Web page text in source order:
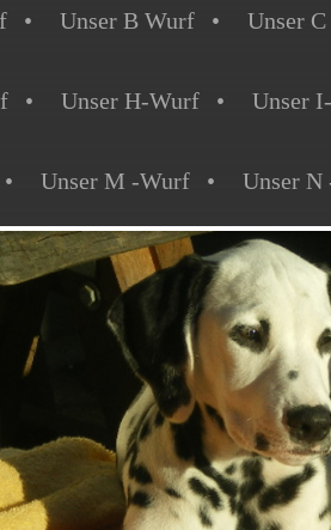
Unser B Wurf Unser
Unser H-Wurf Unser
Unser M -Wurf Unser N